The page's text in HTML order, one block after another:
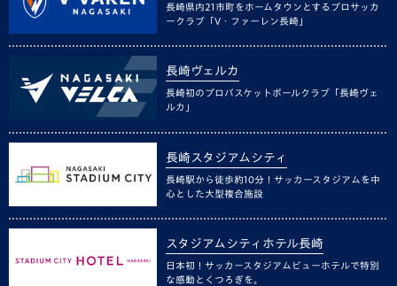
長崎県内21市町をホームタウンとするプロサッカ
ークラブ「V・ファーレン長崎」
長崎ヴェルカ
長崎初のプロバスケットボールクラブ「長崎ヴェ
ルカ」
長崎スタジアムシティ
長崎駅から徒歩約10分！サッカースタジアムを中
心とした大型複合施設
スタジアムシティホテル長崎
日本初！サッカースタジアムビューホテルで特別
な感動とくつろぎを。